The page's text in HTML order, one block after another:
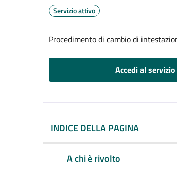
Servizio attivo
Procedimento di cambio di
Accedi al servizio
INDICE DELLA PAGINA
A chi è rivolto